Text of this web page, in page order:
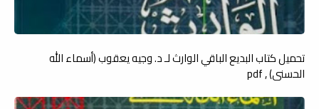
تحميل كتاب البديع الباقي الوارث لـ د. وجيه يعقوب (أسماء الله
الحسنى) , pdf